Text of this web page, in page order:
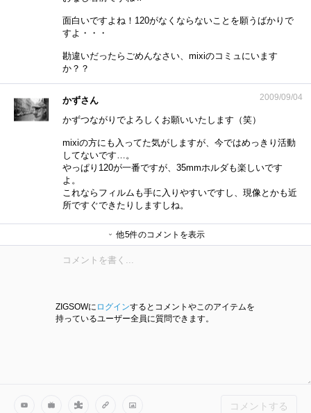
面白いですよね！120がなくならないことを願うばかりで
すよ・・・
勘違いだったらごめんなさい、mixiのコミュにいます
か？？
かずさん 2009/09/04
かずつながりでよろしくお願いいたします（笑）
mixiの方にも入ってた気がしますが、今ではめっきり活動
してないです…。
やっぱり120が一番ですが、35mmホルダも楽しいです
よ。
これならフィルムも手に入りやすいですし、現像とかも近
所ですぐできたりしますしね。
かずや。さん
退会したユーザーさん
退会したユーザーさん他5件のコメントを表示
ZIGSOWに ログインするとコメントやこのアイテムを
持っているユーザー全員に質問できます。
コメントする